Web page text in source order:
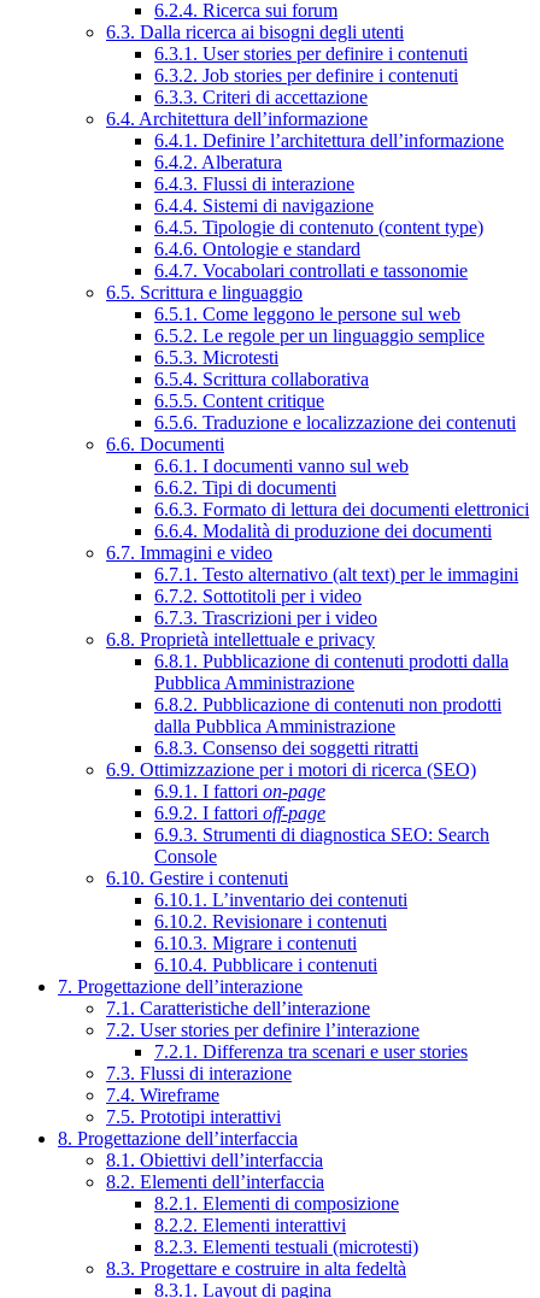
6.2.4. Ricerca sui forum
6.3. Dalla ricerca ai bisogni degli utenti
6.3.1. User stories per definire i contenuti
6.3.2. Job stories per definire i contenuti
6.3.3. Criteri di accettazione
6.4. Architettura dell’informazione
6.4.1. Definire l’architettura dell’informazione
6.4.2. Alberatura
6.4.3. Flussi di interazione
6.4.4. Sistemi di navigazione
6.4.5. Tipologie di contenuto (content type)
6.4.6. Ontologie e standard
6.4.7. Vocabolari controllati e tassonomie
6.5. Scrittura e linguaggio
6.5.1. Come leggono le persone sul web
6.5.2. Le regole per un linguaggio semplice
6.5.3. Microtesti
6.5.4. Scrittura collaborativa
6.5.5. Content critique
6.5.6. Traduzione e localizzazione dei contenuti
6.6. Documenti
6.6.1. I documenti vanno sul web
6.6.2. Tipi di documenti
6.6.3. Formato di lettura dei documenti elettronici
6.6.4. Modalità di produzione dei documenti
6.7. Immagini e video
6.7.1. Testo alternativo (alt text) per le immagini
6.7.2. Sottotitoli per i video
6.7.3. Trascrizioni per i video
6.8. Proprietà intellettuale e privacy
6.8.1. Pubblicazione di contenuti prodotti dalla
Pubblica Amministrazione
6.8.2. Pubblicazione di contenuti non prodotti
dalla Pubblica Amministrazione
6.8.3. Consenso dei soggetti ritratti
6.9. Ottimizzazione per i motori di ricerca (SEO)
6.9.1. I fattori on-page
6.9.2. I fattori off-page
6.9.3. Strumenti di diagnostica SEO: Search
Console
6.10. Gestire i contenuti
6.10.1. L’inventario dei contenuti
6.10.2. Revisionare i contenuti
6.10.3. Migrare i contenuti
6.10.4. Pubblicare i contenuti
7. Progettazione dell’interazione
7.1. Caratteristiche dell’interazione
7.2. User stories per definire l’interazione
7.2.1. Differenza tra scenari e user stories
7.3. Flussi di interazione
7.4. Wireframe
7.5. Prototipi interattivi
8. Progettazione dell’interfaccia
8.1. Obiettivi dell’interfaccia
8.2. Elementi dell’interfaccia
8.2.1. Elementi di composizione
8.2.2. Elementi interattivi
8.2.3. Elementi testuali (microtesti)
8.3. Progettare e costruire in alta fedeltà
8.3.1. Layout di pagina